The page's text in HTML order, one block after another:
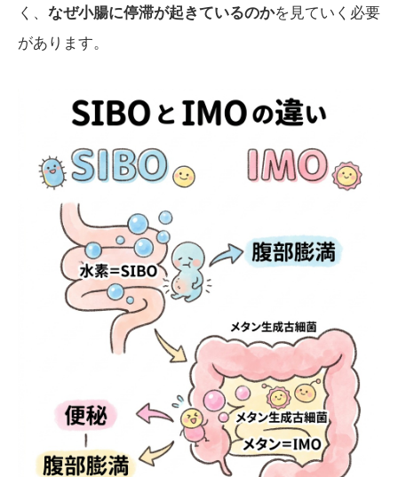
く、 なぜ小腸に停滞が起きているのかを見ていく必要
があります。